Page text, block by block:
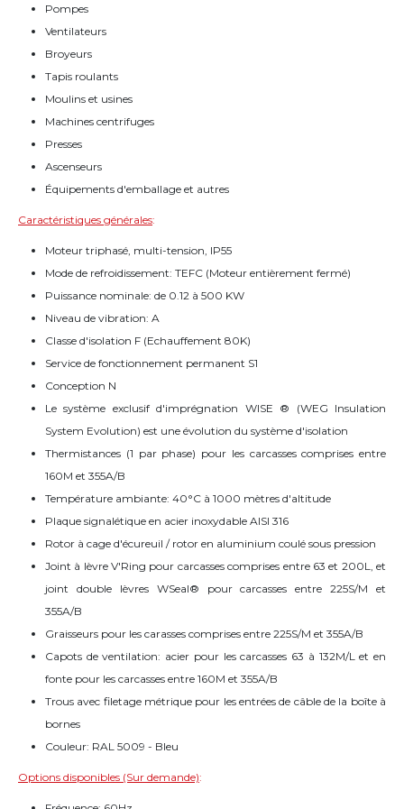
Pompes
Ventilateurs
Broyeurs
Tapis roulants
Moulins et usines
Machines centrifuges
Presses
Ascenseurs
Équipements d'emballage et autres
Caractéristiques générales:
Moteur triphasé, multi-tension, IP55
Mode de refroidissement: TEFC (Moteur entièrement fermé)
Puissance nominale: de 0.12 à 500 KW
Niveau de vibration: A
Classe d'isolation F (Echauffement 80K)
Service de fonctionnement permanent S1
Conception N
Le système exclusif d'imprégnation WISE ® (WEG Insulation
System Evolution) est une évolution du système d'isolation
Thermistances (1 par phase) pour les carcasses comprises entre
160M et 355A/B
Température ambiante: 40°C à 1000 mètres d'altitude
Plaque signalétique en acier inoxydable AISI 316
Rotor à cage d'écureuil / rotor en aluminium coulé sous pression
Joint à lèvre V'Ring pour carcasses comprises entre 63 et 200L, et
joint double lèvres WSeal® pour carcasses entre 225S/M et
355A/B
Graisseurs pour les carasses comprises entre 225S/M et 355A/B
Capots de ventilation: acier pour les carcasses 63 à 132M/L et en
fonte pour les carcasses entre 160M et 355A/B
Trous avec filetage métrique pour les entrées de câble de la boîte à
bornes
Couleur: RAL 5009 - Bleu
Options disponibles (Sur demande):